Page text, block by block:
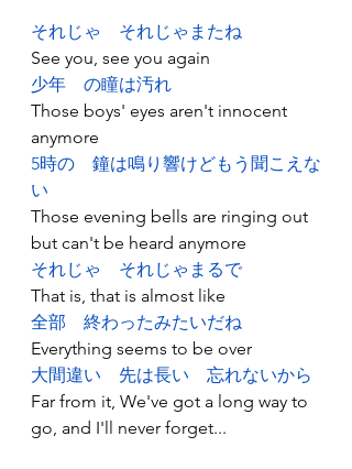
それじゃ
それじゃまたね
See you, see you again
少年
の瞳は汚れ
Those boys' eyes aren't innocent
anymore
5時の
鐘は鳴り響けどもう聞こえな
い
Those evening bells are ringing out
but can't be heard anymore
それじゃ
それじゃまるで
That is, that is almost like
全部
終わったみたいだね
Everything seems to be over
大間違い
先は長い
忘れないから
Far from it, We've got a long way to
go, and I'll never forget...